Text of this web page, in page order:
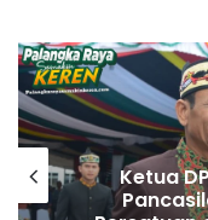
Ketua